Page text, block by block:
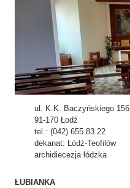
ul. K.K. Baczyńskiego 156
91-170 Łodź
tel.: (042) 655 83 22
dekanat: Łódź-Teofilów
archidiecezja łódzka
ŁUBIANKA